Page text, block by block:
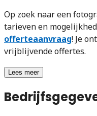
Op zoek naar een
tarieven en
offerteaanvraag! Je
vrijblijvende offertes.
Lees meer